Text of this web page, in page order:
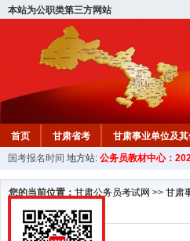
本站为公职类第三方网站
首页 甘肃省考 甘肃事业单位及
国考报名时间 地方站: 公务员教材中心：
您的当前位置： 甘肃公务员考试网 >> 甘肃